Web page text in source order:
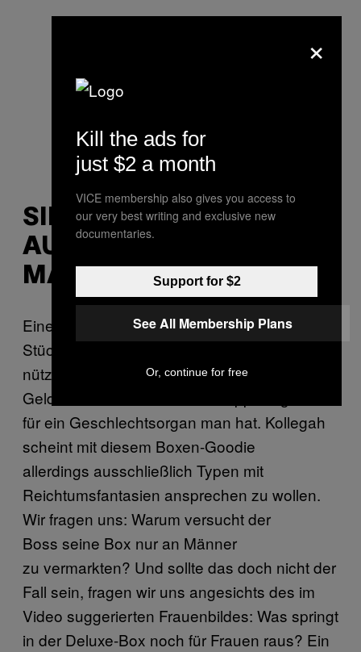
SIND GELDKLAMMERN
AUSSCHLIESSLICH M
ÄNNERSACHE?
Eine Geldklammer ist erstmal ein kleines
Stück (vergoldetes) Plastik oder Metall, das
nützlich ist, wenn man massenhaft
Geldscheine mit sich rumschleppt—egal was
für ein Geschlechtsorgan man hat. Kollegah
scheint mit diesem Boxen-Goodie
allerdings ausschließlich Typen mit
Reichtumsfantasien ansprechen zu wollen.
Wir fragen uns: Warum versucht der
Boss seine Box nur an Männer
zu vermarkten? Und sollte das doch nicht der
Fall sein, fragen wir uns angesichts des im
Video suggerierten Frauenbildes: Was springt
in der Deluxe-Box noch für Frauen raus? Ein
×
Kill the ads for
just $2 a month
VICE membership also gives you access to
our very best writing and exclusive new
documentaries.
Support for $2
See All Membership Plans
Or, continue for free